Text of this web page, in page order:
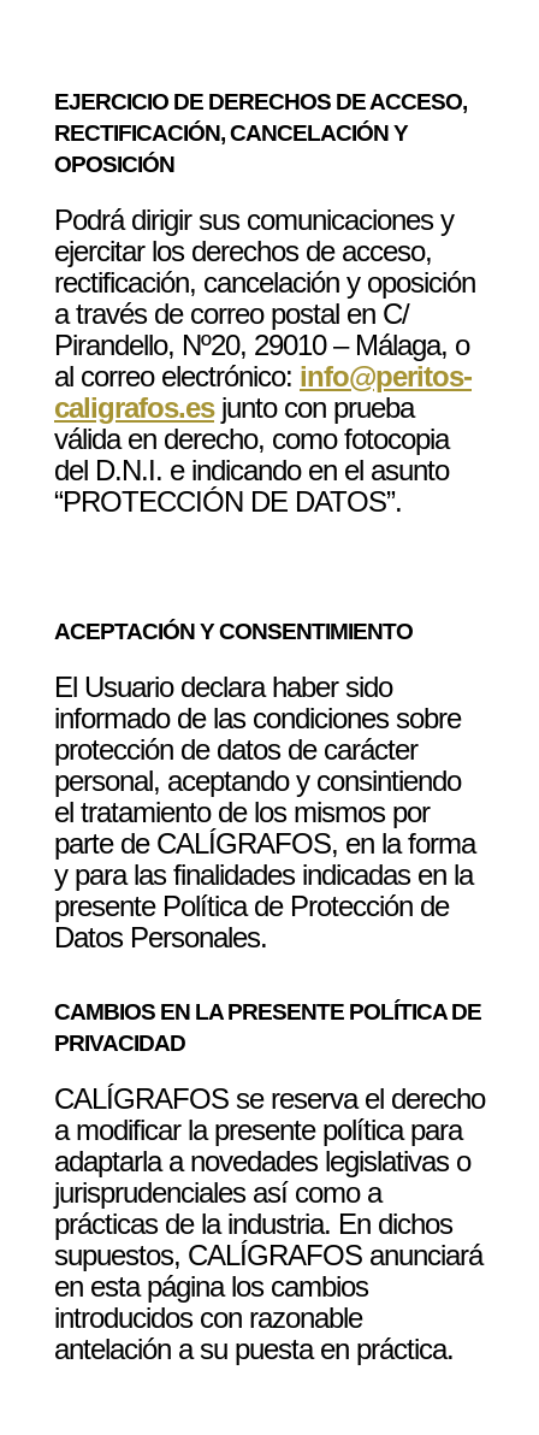
EJERCICIO DE DERECHOS DE ACCESO,
RECTIFICACIÓN, CANCELACIÓN Y
OPOSICIÓN
Podrá dirigir sus comunicaciones y
ejercitar los derechos de acceso,
rectificación, cancelación y oposición
a través de correo postal en C/
Pirandello, Nº20, 29010 – Málaga, o
al correo electrónico: info@peritos-
caligrafos.esjunto con prueba
válida en derecho, como fotocopia
del D.N.I. e indicando en el asunto
“PROTECCIÓN DE DATOS”.
ACEPTACIÓN Y CONSENTIMIENTO
El Usuario declara haber sido
informado de las condiciones sobre
protección de datos de carácter
personal, aceptando y consintiendo
el tratamiento de los mismos por
parte de CALÍGRAFOS, en la forma
y para las finalidades indicadas en la
presente Política de Protección de
Datos Personales.
CAMBIOS EN LA PRESENTE POLÍTICA DE
PRIVACIDAD
CALÍGRAFOS se reserva el derecho
a modificar la presente política para
adaptarla a novedades legislativas o
jurisprudenciales así como a
prácticas de la industria. En dichos
supuestos, CALÍGRAFOS anunciará
en esta página los cambios
introducidos con razonable
antelación a su puesta en práctica.